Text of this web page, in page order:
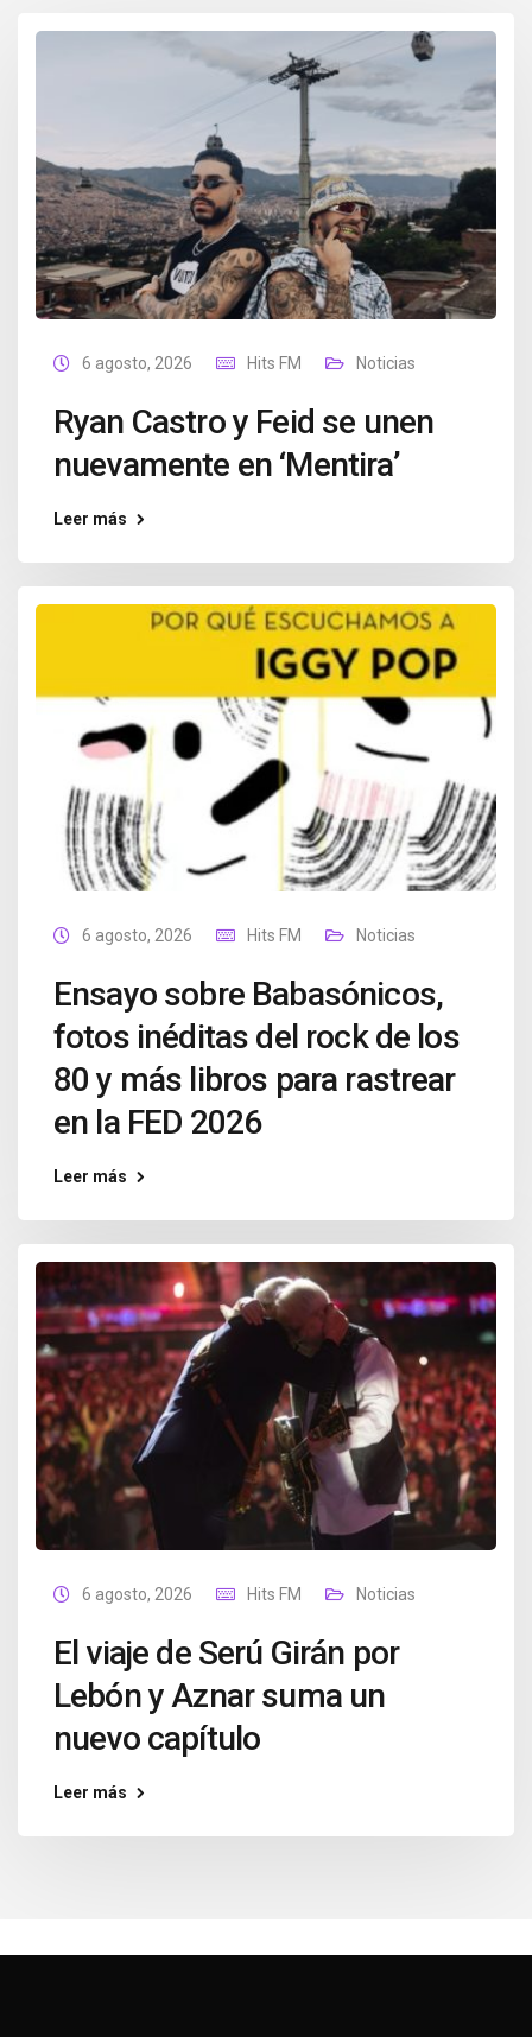
6 agosto, 2026 Hits FM Noticias
Ryan Castro y Feid se unen
nuevamente en ‘Mentira’
Leer más
6 agosto, 2026 Hits FM Noticias
Ensayo sobre Babasónicos,
fotos inéditas del rock de los
80 y más libros para rastrear
en la FED 2026
Leer más
6 agosto, 2026 Hits FM Noticias
El viaje de Serú Girán por
Lebón y Aznar suma un
nuevo capítulo
Leer más